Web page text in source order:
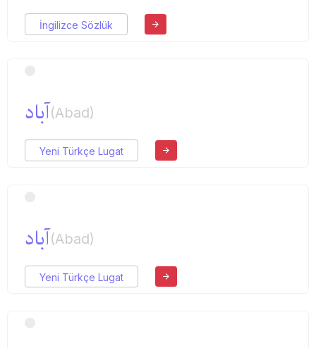
İngilizce Sözlük
آباد(Abad)
Yeni Türkçe Lugat
آباد(Abad)
Yeni Türkçe Lugat